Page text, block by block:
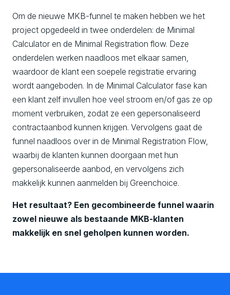
Om de nieuwe MKB-funnel te maken hebben we het
project opgedeeld in twee onderdelen: de Minimal
Calculator en de Minimal Registration flow. Deze
onderdelen werken naadloos met elkaar samen,
waardoor de klant een soepele registratie ervaring
wordt aangeboden. In de Minimal Calculator fase kan
een klant zelf invullen hoe veel stroom en/of gas ze op
moment verbruiken, zodat ze een gepersonaliseerd
contractaanbod kunnen krijgen. Vervolgens gaat de
funnel naadloos over in de Minimal Registration Flow,
waarbij de klanten kunnen doorgaan met hun
gepersonaliseerde aanbod, en vervolgens zich
makkelijk kunnen aanmelden bij Greenchoice.
Het resultaat? Een gecombineerde funnel waarin
zowel nieuwe als bestaande MKB-klanten
makkelijk en snel geholpen kunnen worden.